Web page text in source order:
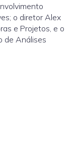
o diretor Alex
e Projetos, e o
de Análises